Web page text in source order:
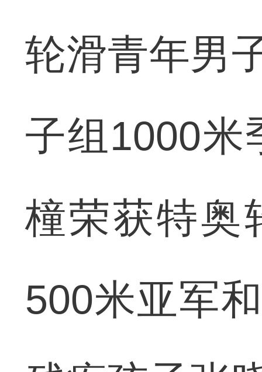
轮滑青年男
子组1000米
橦荣获特奥
500米亚军